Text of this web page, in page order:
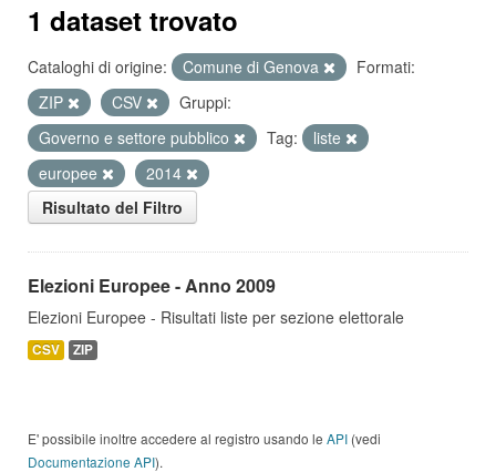
1 dataset trovato
Cataloghi di origine: Comune di Genova
Formati:
ZIP
CSV
Gruppi:
Governo e settore pubblico
Tag:
liste
europee
2014
Risultato del Filtro
Elezioni Europee - Anno 2009
Elezioni Europee - Risultati liste per sezione elettorale
CSV ZIP
E' possibile inoltre accedere al registro usando le API (vedi
Documentazione API).